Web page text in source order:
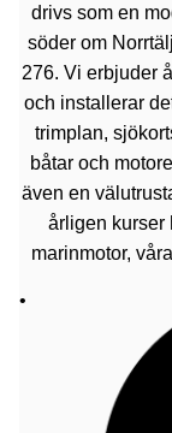
drivs som en
söder om
276. Vi erbjuder
och installerar
trimplan,
båtar och
även en
årligen kurser
marinmotor,